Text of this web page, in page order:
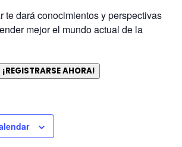
te dará conocimientos y perspectivas
mejor el mundo actual de la
¡REGISTRARSE AHORA!